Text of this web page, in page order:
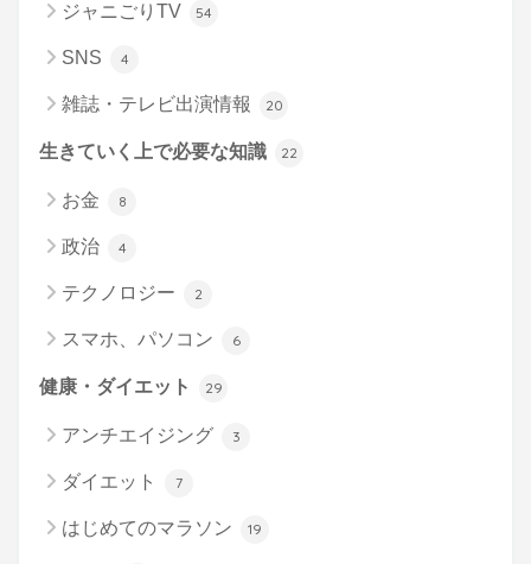
ジャニごりTV 54
SNS 4
雑誌・テレビ出演情報 20
生きていく上で必要な知識 22
お金 8
政治 4
テクノロジー 2
スマホ、パソコン 6
健康・ダイエット 29
アンチエイジング 3
ダイエット 7
はじめてのマラソン 19